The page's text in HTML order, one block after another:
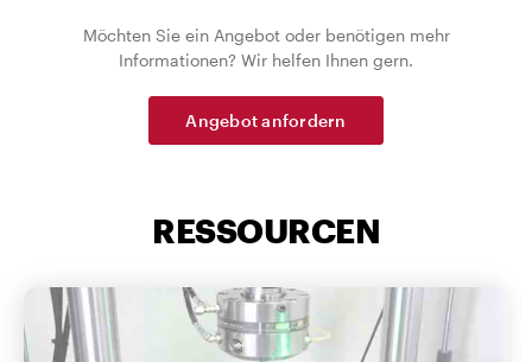
Möchten Sie ein Angebot oder benötigen mehr
Informationen? Wir helfen Ihnen gern.
Angebot anfordern
RESSOURCEN